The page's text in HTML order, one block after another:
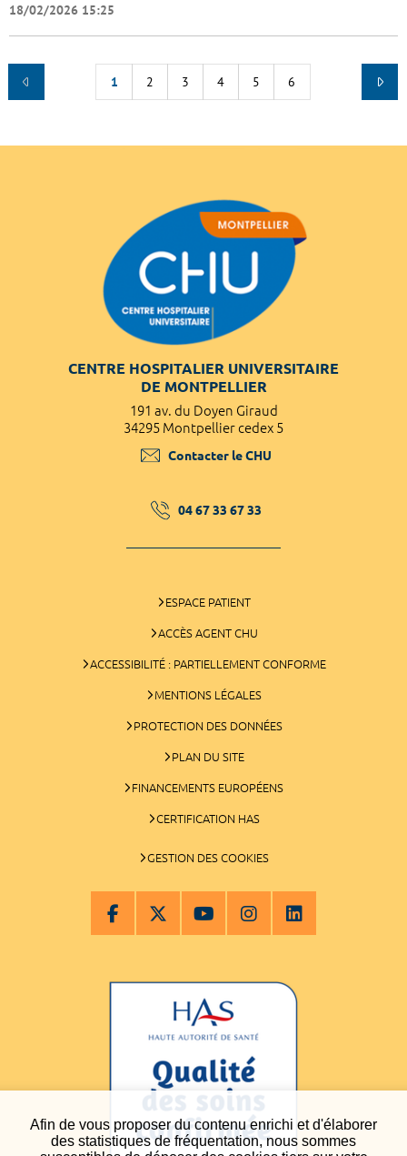
Afin de vous proposer du contenu enrichi et d'élaborer
des statistiques de fréquentation, nous sommes
18/02/2026 15:25
1 2 3 4 5 6
CENTRE HOSPITALIER UNIVERSITAIRE
DE MONTPELLIER
191 av. du Doyen Giraud
34295 Montpellier cedex 5
Contacter le CHU
04 67 33 67 33
ESPACE PATIENT
ACCÈS AGENT CHU
ACCESSIBILITÉ : PARTIELLEMENT CONFORME
MENTIONS LÉGALES
PROTECTION DES DONNÉES
PLAN DU SITE
FINANCEMENTS EUROPÉENS
CERTIFICATION HAS
GESTION DES COOKIES